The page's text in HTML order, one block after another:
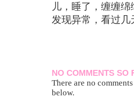
儿，睡了，缠缠
发现异常，看过几
NO COMMENTS SO
There are no
below.